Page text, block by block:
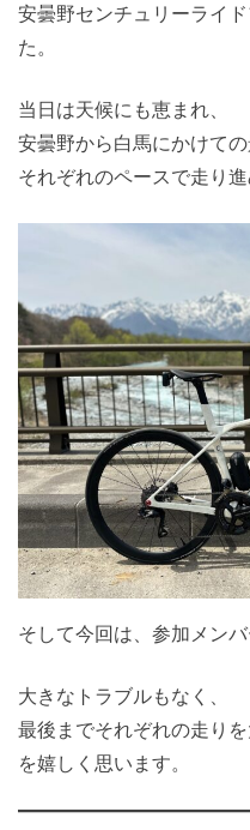
安曇野センチュリーライ
た。
当日は天候にも恵まれ、
安曇野から白馬にかけての
それぞれのペースで走り
そして今回は、参加メンバ
大きなトラブルもなく、
最後までそれぞれの走り
を嬉しく思います。